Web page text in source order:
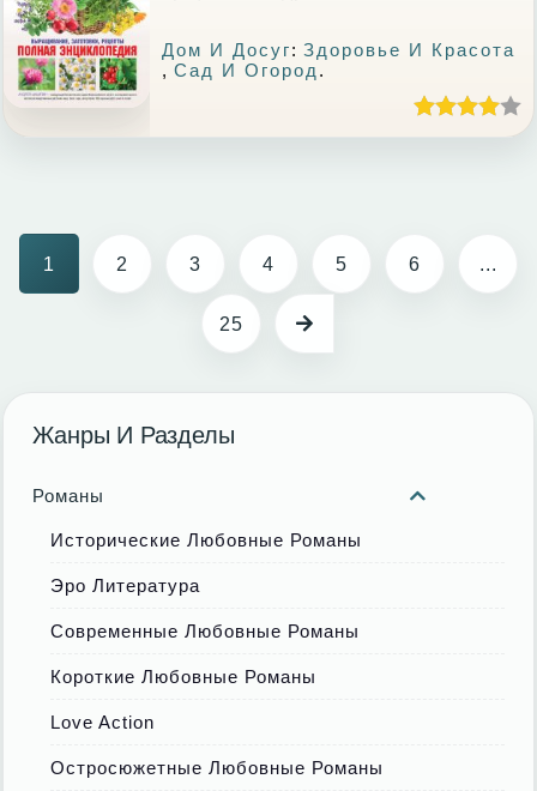
Дом И Досуг:Здоровье И Красота
,Сад И Огород.
1 2 3 4 5 6 ...
25
Жанры И Разделы
Романы
Исторические Любовные Романы
Эро Литература
Современные Любовные Романы
Короткие Любовные Романы
Love Action
Остросюжетные Любовные Романы